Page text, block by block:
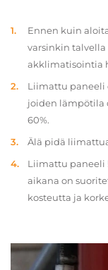
Ennen kuin
varsinkin
akklimatisointia
Liimattu paneeli
joiden lämpötila
60%.
Älä pidä
Liimattu paneeli
aikana on
kosteutta ja